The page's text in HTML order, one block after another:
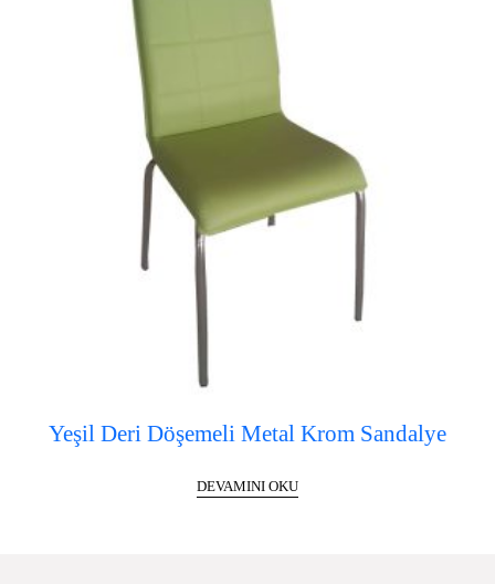
Yeşil Deri Döşemeli Metal Krom Sandalye
DEVAMINI OKU